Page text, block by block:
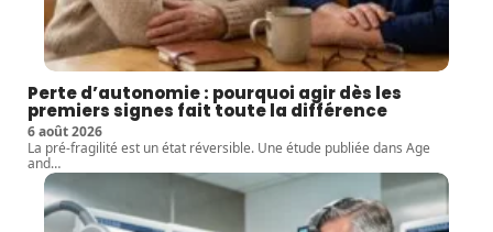
Perte d’autonomie : pourquoi agir dès les
premiers signes fait toute la différence
6 août 2026
La pré-fragilité est un état réversible. Une étude publiée dans Age
and…